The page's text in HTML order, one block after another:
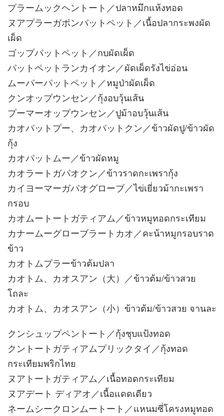
プラームックヘントート／ปลาหมึกแห้งทอด
ヌアプラーガポンパットペット／เนื้อปลากระพงผัด
เผ็ด
ゴップパットペット／กบผัดเผ็ด
パットペットランカイオン／ผัดเผ็ดรังไข่อ่อน
ムーパーパットペット／หมูป่าผัดเผ็ด
クンオップウンセン／กุ้งอบวุ้นเส้น
プーマーオップウンセン／ปูม้าอบวุ้นเส้น
カオパットプー、カオパットクン／ข้าวผัดปู/ข้าวผัด
กุ้ง
カオパットムー／ข้าวผัดหมู
カオラートガパオクン／ข้าวราดกะเพรากุ้ง
カイヨーマーガパオグローブ／ไข่เยี่ยวม้ากะเพรา
กรอบ
カオムートートガティアム／ข้าวหมูทอดกระเทียม
カナームーグローブラートカオ／คะน้าหมูกรอบราด
ข้าว
カオトムプラーข้าวต้มปลา
カオトム、カオスアン（大）／ข้าวต้ม/ข้าวสวย
โถละ
カオトム、カオスアン（小）ข้าวต้ม/ข้าวสวย จานละ
クンシュップペントート／กุ้งชุบแป้งทอด
クントートガティアムプリックタイ／กุ้งทอด
กระเทียมพริกไทย
ヌアトートガティアム／เนื้อทอดกระเทียม
ヌアデート ディアオ／เนื้อแดดเดียว
ネームシークロンムートート／แหนมซี่โครงหมูทอด